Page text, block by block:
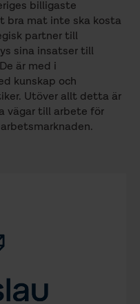
billigaste
bra mat inte ska kosta
partner till
sina insatser till
är med i
kunskap och
Utöver allt detta är
vägar till arbete för